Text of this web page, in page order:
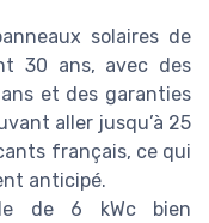
solaires de
30 ans, avec des
et des garanties
aller jusqu’à 25
français, ce qui
anticipé.
de 6 kWc bien